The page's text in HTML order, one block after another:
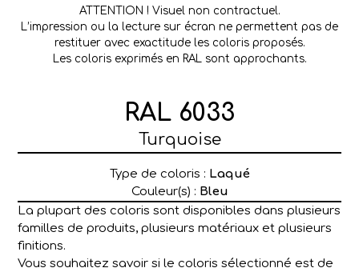
ATTENTION ! Visuel non contractuel.
L’impression ou la lecture sur écran ne permettent pas de
restituer avec exactitude les coloris proposés.
Les coloris exprimés en RAL sont approchants.
RAL 6033
Turquoise
Type de coloris : Laqué
Couleur(s) : Bleu
La plupart des coloris sont disponibles dans plusieurs
familles de produits, plusieurs matériaux et plusieurs
finitions.
Vous souhaitez savoir si le coloris sélectionné est de